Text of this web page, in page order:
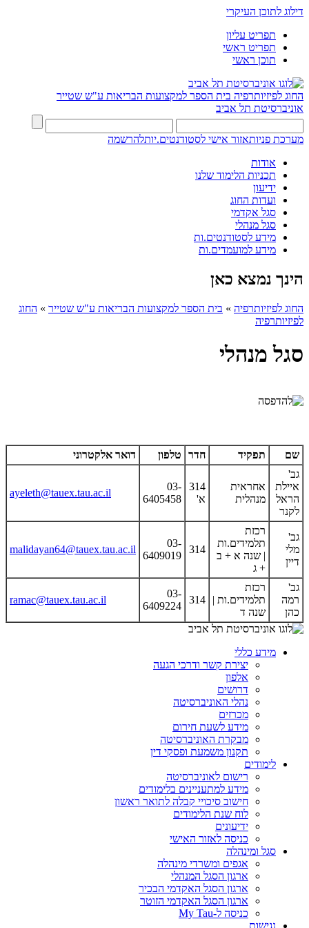
דילוג לתוכן העיקרי
תפריט עליון
תפריט ראשי
תוכן ראשי
החוג לפיזיותרפיה בית הספר למקצועות הבריאות ע"ש שטייר
אוניברסיטת תל אביב
מערכת פניותאזור אישי לסטודנטים.יותלהרשמה
אודות
תכניות הלימוד שלנו
ידיעון
ועדות החוג
סגל אקדמי
סגל מנהלי
מידע לסטודנטים.ות
מידע למועמדים.ות
הינך נמצא כאן
החוג לפיזיותרפיה » בית הספר למקצועות הבריאות ע"ש שטייר » החוג
לפיזיותרפיה
סגל מנהלי
שם תפקיד חדר טלפון
דואר אלקטרוני
גב'
איילת
הראל
לקנר
אחראית
מנהלית
314
א'
03-
6405458
ayeleth@tauex.tau.ac.il
גב'
מלי
דיין
רכזת
תלמידים.ות
| שנה א + ב
+ ג
314
03-
6409019
malidayan64@tauex.tau.ac.il
גב'
רמה
כהן
רכזת
תלמידים.ות |
שנה ד
314
03-
6409224
ramac@tauex.tau.ac.il
מידע כללי
יצירת קשר ודרכי הגעה
אלפון
דרושים
נהלי האוניברסיטה
מכרזים
מידע לשעת חירום
מבקרת האוניברסיטה
תקנון משמעת ופסקי דין
לימודים
רישום לאוניברסיטה
מידע למתעניינים בלימודים
חישוב סיכויי קבלה לתואר ראשון
לוח שנת הלימודים
ידיעונים
כניסה לאזור האישי
סגל ומינהלה
אגפים ומשרדי מינהלה
ארגון הסגל המנהלי
ארגון הסגל האקדמי הבכיר
ארגון הסגל האקדמי הזוטר
כניסה ל-My Tau
נגישות